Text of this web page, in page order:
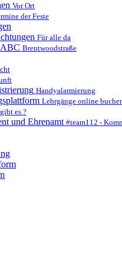
Vor Ort
der Feste
Für alle da
Brentwoodstraße
Handyalarmierung
Lehrgänge online
es ?
und Ehrenamt #team112 -